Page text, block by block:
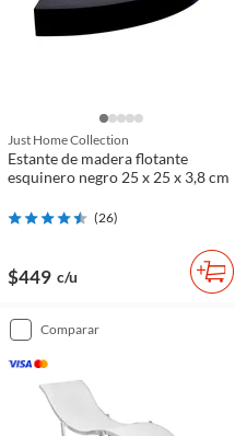
Just Home Collection
Estante de madera flotante
esquinero negro 25 x 25 x 3,8 cm
(26)
$449 c/u
comparar